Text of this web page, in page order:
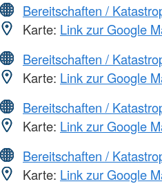
Bereitschaften /
Karte: Link zur Google
Bereitschaften /
Karte: Link zur Google
Bereitschaften /
Karte: Link zur Google
Bereitschaften /
Karte: Link zur Google